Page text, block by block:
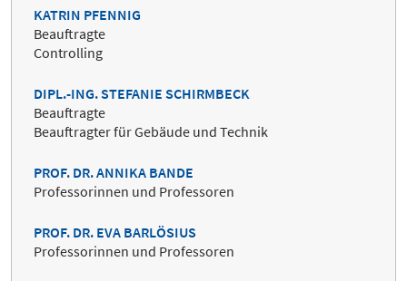
KATRIN PFENNIG
Beauftragte
Controlling
DIPL.-ING. STEFANIE SCHIRMBECK
Beauftragte
Beauftragter für Gebäude und Technik
PROF. DR. ANNIKA BANDE
Professorinnen und Professoren
PROF. DR. EVA BARLÖSIUS
Professorinnen und Professoren